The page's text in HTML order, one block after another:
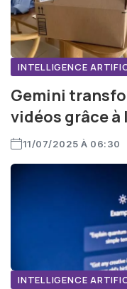
INTELLIGENCE
Gemini
vidéos grâce à
11/07/2025 À 06:30
INTELLIGENCE